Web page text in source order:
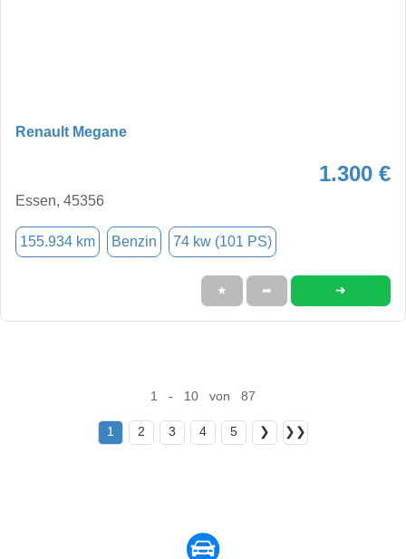
Renault Megane
1.300 €
Essen, 45356
155.934 km Benzin 74 kw (101 PS)
★ ➦ ➜
1 - 10 von 87
1 2 3 4 5 ❯ ❯❯